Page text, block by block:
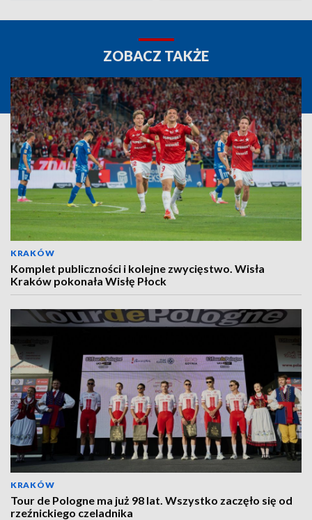
ZOBACZ TAKŻE
KRAKÓW
Komplet publiczności i kolejne zwycięstwo. Wisła
Kraków pokonała Wisłę Płock
KRAKÓW
Tour de Pologne ma już 98 lat. Wszystko zaczęło się od
rzeźnickiego czeladnika